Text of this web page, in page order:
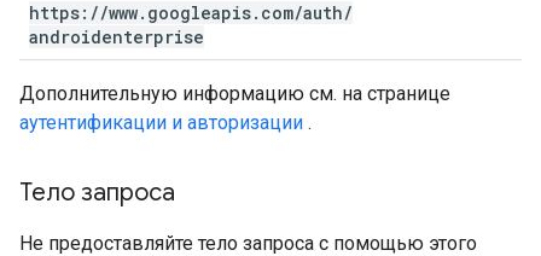
https: //www. googleapis. com/auth/
androidenterprise
Дополнительную информацию см. на странице
аутентификации и авторизации .
Тело запроса
Не предоставляйте тело запроса с помощью этого